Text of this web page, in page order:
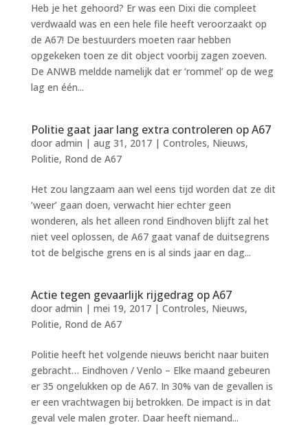
Heb je het gehoord? Er was een Dixi die compleet
verdwaald was en een hele file heeft veroorzaakt op
de A67! De bestuurders moeten raar hebben
opgekeken toen ze dit object voorbij zagen zoeven.
De ANWB meldde namelijk dat er ‘rommel’ op de weg
lag en één...
Politie gaat jaar lang extra controleren op A67
door admin | aug 31, 2017| Controles, Nieuws,
Politie, Rond de A67
Het zou langzaam aan wel eens tijd worden dat ze dit
‘weer’ gaan doen, verwacht hier echter geen
wonderen, als het alleen rond Eindhoven blijft zal het
niet veel oplossen, de A67 gaat vanaf de duitsegrens
tot de belgische grens en is al sinds jaar en dag...
Actie tegen gevaarlijk rijgedrag op A67
door admin | mei 19, 2017| Controles, Nieuws,
Politie, Rond de A67
Politie heeft het volgende nieuws bericht naar buiten
gebracht… Eindhoven / Venlo – Elke maand gebeuren
er 35 ongelukken op de A67. In 30% van de gevallen is
er een vrachtwagen bij betrokken. De impact is in dat
geval vele malen groter. Daar heeft niemand...